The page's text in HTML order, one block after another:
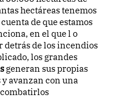
hectáreas tenemos
de que estamos
en el que l o
detrás de los incendios
los grandes
generan sus propias
avanzan con una